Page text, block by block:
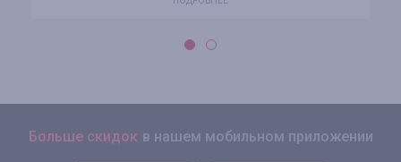
Больше скидок в нашем мобильном приложении